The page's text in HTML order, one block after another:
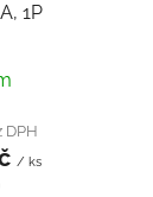
1P
DPH
/ ks